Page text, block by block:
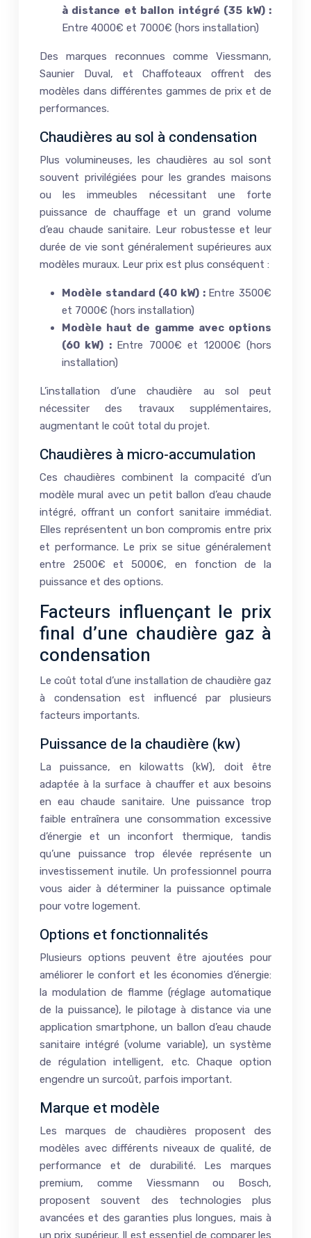
à distance et ballon intégré (35 kW) :
Entre 4000€ et 7000€ (hors installation)
Des marques reconnues comme Viessmann,
Saunier Duval, et Chaffoteaux offrent des
modèles dans différentes gammes de prix et de
performances.
Chaudières au sol à condensation
Plus volumineuses, les chaudières au sol sont
souvent privilégiées pour les grandes maisons
ou les immeubles nécessitant une forte
puissance de chauffage et un grand volume
d’eau chaude sanitaire. Leur robustesse et leur
durée de vie sont généralement supérieures aux
modèles muraux. Leur prix est plus conséquent :
Modèle standard (40 kW) : Entre 3500€
et 7000€ (hors installation)
Modèle haut de gamme avec options
(60 kW) : Entre 7000€ et 12000€ (hors
installation)
L’installation d’une chaudière au sol peut
nécessiter des travaux supplémentaires,
augmentant le coût total du projet.
Chaudières à micro-accumulation
Ces chaudières combinent la compacité d’un
modèle mural avec un petit ballon d’eau chaude
intégré, offrant un confort sanitaire immédiat.
Elles représentent un bon compromis entre prix
et performance. Le prix se situe généralement
entre 2500€ et 5000€, en fonction de la
puissance et des options.
Facteurs influençant le prix
final d’une chaudière gaz à
condensation
Le coût total d’une installation de chaudière gaz
à condensation est influencé par plusieurs
facteurs importants.
Puissance de la chaudière (kw)
La puissance, en kilowatts (kW), doit être
adaptée à la surface à chauffer et aux besoins
en eau chaude sanitaire. Une puissance trop
faible entraînera une consommation excessive
d’énergie et un inconfort thermique, tandis
qu’une puissance trop élevée représente un
investissement inutile. Un professionnel pourra
vous aider à déterminer la puissance optimale
pour votre logement.
Options et fonctionnalités
Plusieurs options peuvent être ajoutées pour
améliorer le confort et les économies d’énergie:
la modulation de flamme (réglage automatique
de la puissance), le pilotage à distance via une
application smartphone, un ballon d’eau chaude
sanitaire intégré (volume variable), un système
de régulation intelligent, etc. Chaque option
engendre un surcoût, parfois important.
Marque et modèle
Les marques de chaudières proposent des
modèles avec différents niveaux de qualité, de
performance et de durabilité. Les marques
premium, comme Viessmann ou Bosch,
proposent souvent des technologies plus
avancées et des garanties plus longues, mais à
un prix supérieur. Il est essentiel de comparer les